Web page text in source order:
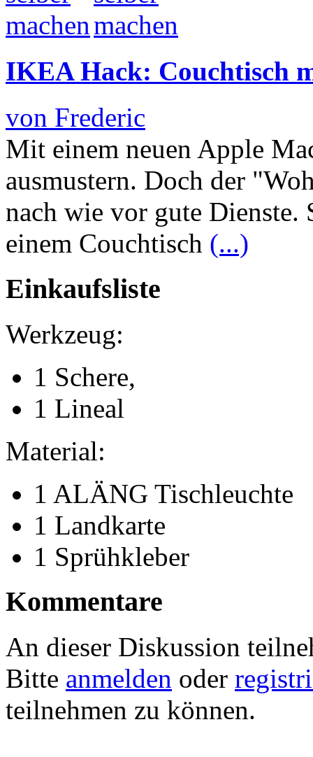
IKEA Hack: Couchtisch
von Frederic
Mit einem neuen Apple
ausmustern. Doch der
nach wie vor gute Dienste.
einem Couchtisch (...)
Einkaufsliste
Werkzeug:
1 Schere,
1 Lineal
Material:
1 ALÄNG Tischleuchte
1 Landkarte
1 Sprühkleber
Kommentare
An dieser Diskussion
Bitte anmelden oder
teilnehmen zu können.